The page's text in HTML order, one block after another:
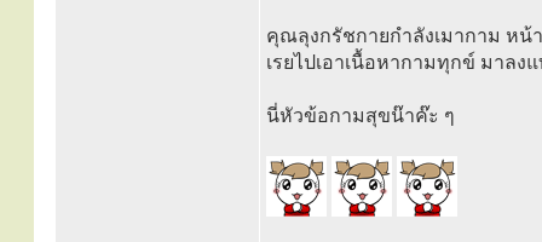
คุณลุงกรัชกายกำลังเมากาม หน้
เรยไปเอาเนื้อหากามทุกข์ มาลง
นี่หัวข้อกามสุขน๊าค๊ะ ๆ